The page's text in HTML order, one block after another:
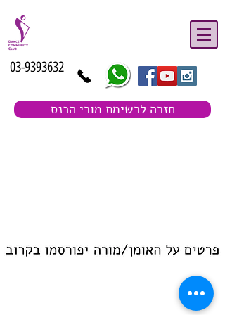
03-9393632
חזרה לרשימת מורי הכנס